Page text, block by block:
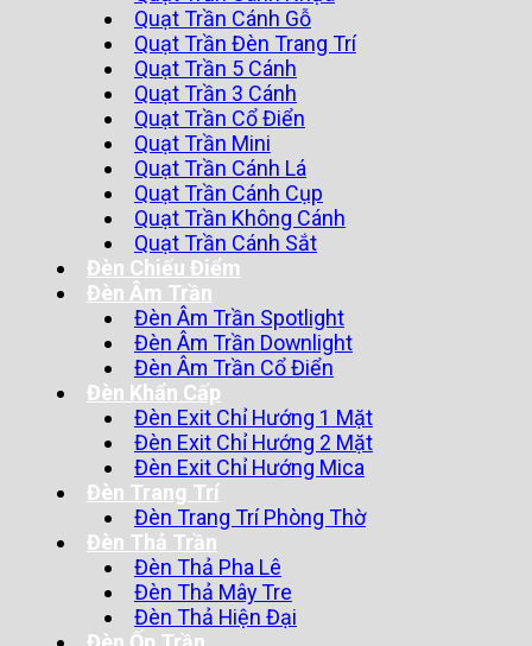
Quạt Trần Cánh Gỗ
Quạt Trần Đèn Trang Trí
Quạt Trần 5 Cánh
Quạt Trần 3 Cánh
Quạt Trần Cổ Điển
Quạt Trần Mini
Quạt Trần Cánh Lá
Quạt Trần Cánh Cụp
Quạt Trần Không Cánh
Quạt Trần Cánh Sắt
Đèn Chiếu Điểm
Đèn Âm Trần
Đèn Âm Trần Spotlight
Đèn Âm Trần Downlight
Đèn Âm Trần Cổ Điển
Đèn Khẩn Cấp
Đèn Exit Chỉ Hướng 1 Mặt
Đèn Exit Chỉ Hướng 2 Mặt
Đèn Exit Chỉ Hướng Mica
Đèn Trang Trí
Đèn Trang Trí Phòng Thờ
Đèn Thả Trần
Đèn Thả Pha Lê
Đèn Thả Mây Tre
Đèn Thả Hiện Đại